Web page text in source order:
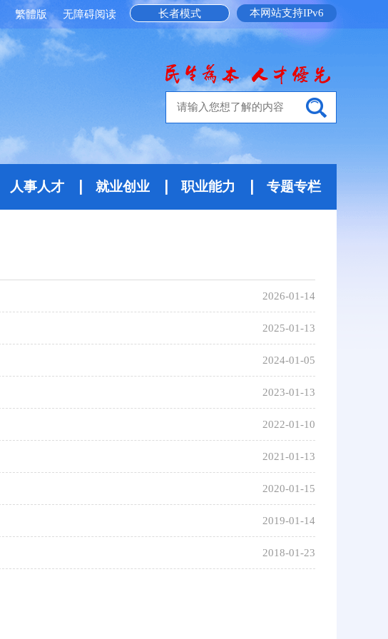
本网站支持IPv6
长者模式
繁體版 无障碍阅读
人事人才 就业创业 职业能力 专题专栏
2026-01-14
2025-01-13
2024-01-05
2023-01-13
2022-01-10
2021-01-13
2020-01-15
2019-01-14
2018-01-23